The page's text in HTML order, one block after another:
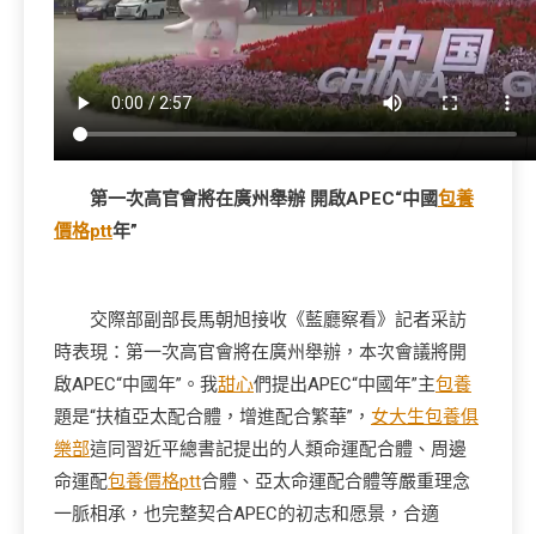
第一次高官會將在廣州舉辦 開啟APEC“中國包養
價格ptt年”
交際部副部長馬朝旭接收《藍廳察看》記者采訪
時表現：第一次高官會將在廣州舉辦，本次會議將開
啟APEC“中國年”。我甜心們提出APEC“中國年”主包養
題是“扶植亞太配合體，增進配合繁華”， 女大生包養俱
樂部這同習近平總書記提出的人類命運配合體、周邊
命運配包養價格ptt合體、亞太命運配合體等嚴重理念
一脈相承，也完整契合APEC的初志和愿景，合適